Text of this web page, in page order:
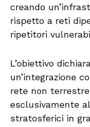
creando
rispetto a reti
ripetitori
L’obiettivo
un’integrazione
rete non
esclusivamente
stratosferici in